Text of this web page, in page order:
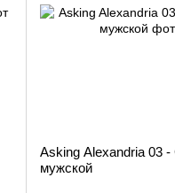
Asking Alexandria 03
мужской